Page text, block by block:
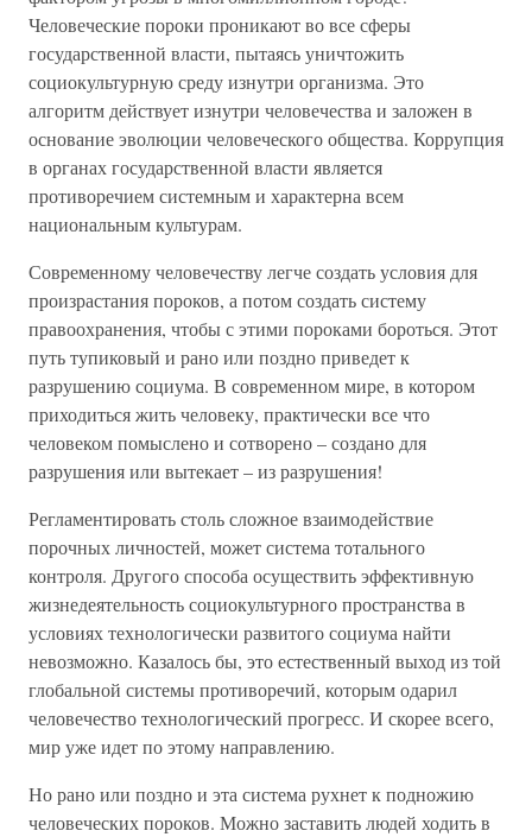
Человеческие пороки проникают во все сферы
государственной власти, пытаясь уничтожить
социокультурную среду изнутри организма. Это
алгоритм действует изнутри человечества и заложен в
основание эволюции человеческого общества. Коррупция
в органах государственной власти является
противоречием системным и характерна всем
национальным культурам.
Современному человечеству легче создать условия для
произрастания пороков, а потом создать систему
правоохранения, чтобы с этими пороками бороться. Этот
путь тупиковый и рано или поздно приведет к
разрушению социума. В современном мире, в котором
приходиться жить человеку, практически все что
человеком помыслено и сотворено – создано для
разрушения или вытекает – из разрушения!
Регламентировать столь сложное взаимодействие
порочных личностей, может система тотального
контроля. Другого способа осуществить эффективную
жизнедеятельность социокультурного пространства в
условиях технологически развитого социума найти
невозможно. Казалось бы, это естественный выход из той
глобальной системы противоречий, которым одарил
человечество технологический прогресс. И скорее всего,
мир уже идет по этому направлению.
Но рано или поздно и эта система рухнет к подножию
человеческих пороков. Можно заставить людей ходить в